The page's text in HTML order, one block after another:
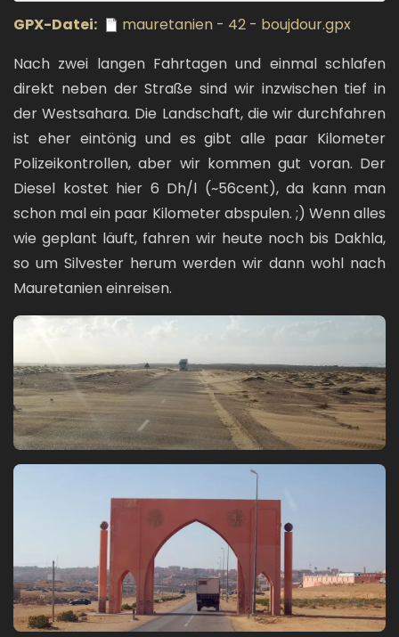
GPX-Datei
mauretanien - 42 - boujdour.gpx
Nach zwei langen Fahrtagen und einmal schlafen
direkt neben der Straße sind wir inzwischen tief in
der Westsahara. Die Landschaft, die wir durchfahren
ist eher eintönig und es gibt alle paar Kilometer
Polizeikontrollen, aber wir kommen gut voran. Der
Diesel kostet hier 6 Dh/l (~56cent), da kann man
schon mal ein paar Kilometer abspulen. ;) Wenn alles
wie geplant läuft, fahren wir heute noch bis Dakhla,
so um Silvester herum werden wir dann wohl nach
Mauretanien einreisen.
Bild
Bild